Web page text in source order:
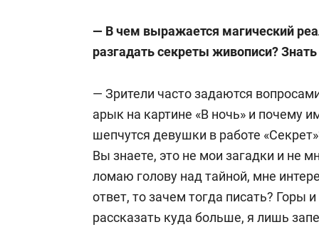
— В чем выражается магический
разгадать секреты живописи? Знать
— Зрители часто задаются
арык на картине «В ночь» и почему
шепчутся девушки в работе
Вы знаете, это не мои загадки и не
ломаю голову над тайной, мне
ответ, то зачем тогда писать? Горы
рассказать куда больше, я лишь